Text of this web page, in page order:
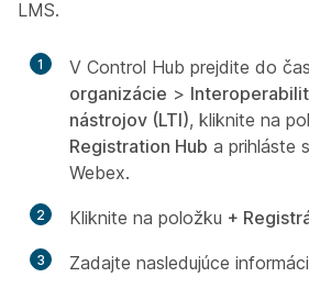
LMS.
1 V Control Hub prejdite do
organizácie >
nástrojov (LTI), kliknite na
Registration Hub a prihláste
Webex.
2 Kliknite na položku +
3
Zadajte nasledujúce